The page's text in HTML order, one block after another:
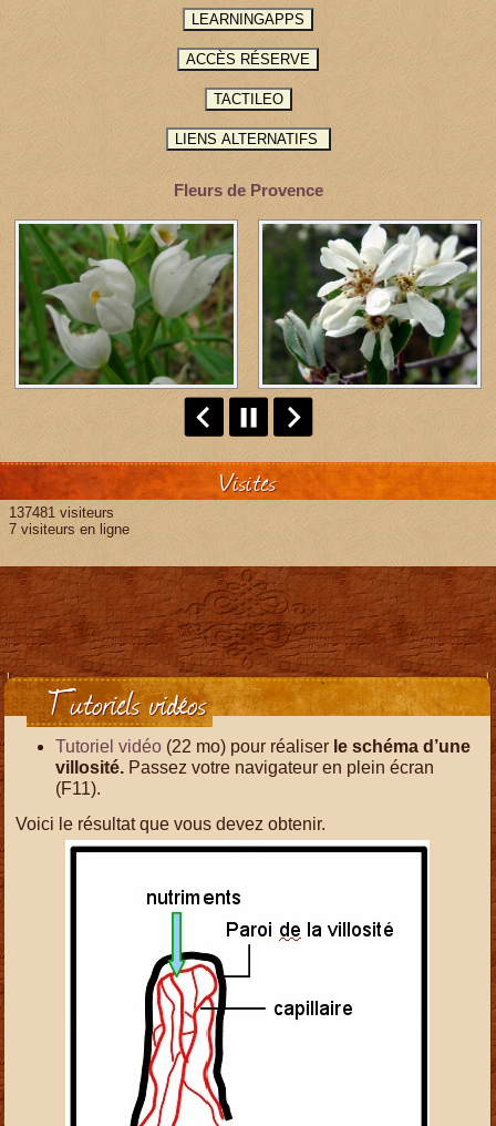
Fleurs de Provence
Visites
137481 visiteurs
7 visiteurs en ligne
Tutoriels vidéos
Tutoriel vidéo (22 mo) pour réaliser le schéma d’une
villosité. Passez votre navigateur en plein écran
(F11).
Voici le résultat que vous devez obtenir.